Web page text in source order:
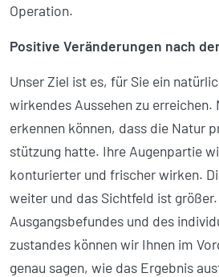
Operation.
Positive Veränderungen nach
Unser Ziel ist es, für Sie ein
wirkendes Aussehen zu erreichen.
erkennen können, dass die Natur
stützung hatte. Ihre Augenpartie
konturierter und frischer wirken.
weiter und das Sichtfeld ist
Ausgangs­befundes und des
zustandes können wir Ihnen im
genau sagen, wie das Ergebnis